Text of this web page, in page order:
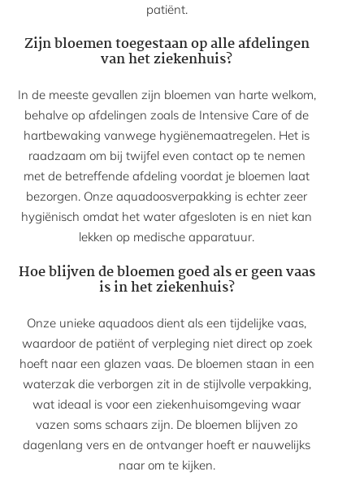
patiënt.
Zijn bloemen toegestaan op alle afdelingen
van het ziekenhuis?
In de meeste gevallen zijn bloemen van harte welkom,
behalve op afdelingen zoals de Intensive Care of de
hartbewaking vanwege hygiënemaatregelen. Het is
raadzaam om bij twijfel even contact op te nemen
met de betreffende afdeling voordat je bloemen laat
bezorgen. Onze aquadoosverpakking is echter zeer
hygiënisch omdat het water afgesloten is en niet kan
lekken op medische apparatuur.
Hoe blijven de bloemen goed als er geen vaas
is in het ziekenhuis?
Onze unieke aquadoos dient als een tijdelijke vaas,
waardoor de patiënt of verpleging niet direct op zoek
hoeft naar een glazen vaas. De bloemen staan in een
waterzak die verborgen zit in de stijlvolle verpakking,
wat ideaal is voor een ziekenhuisomgeving waar
vazen soms schaars zijn. De bloemen blijven zo
dagenlang vers en de ontvanger hoeft er nauwelijks
naar om te kijken.